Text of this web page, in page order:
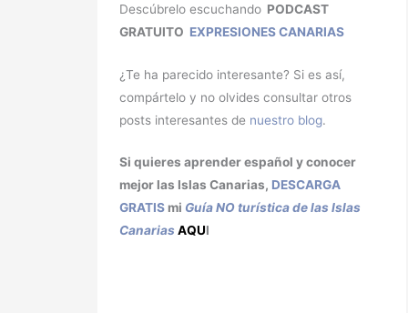
Descúbrelo escuchando PODCAST
GRATUITO EXPRESIONES CANARIAS
¿Te ha parecido interesante? Si es así,
compártelo y no olvides consultar otros
posts interesantes de nuestro blog.
Si quieres aprender español y conocer
mejor las Islas Canarias, DESCARGA
GRATIS mi Guía NO turística de las Islas
Canarias AQUI